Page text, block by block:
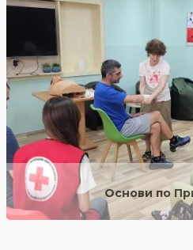
Основи по